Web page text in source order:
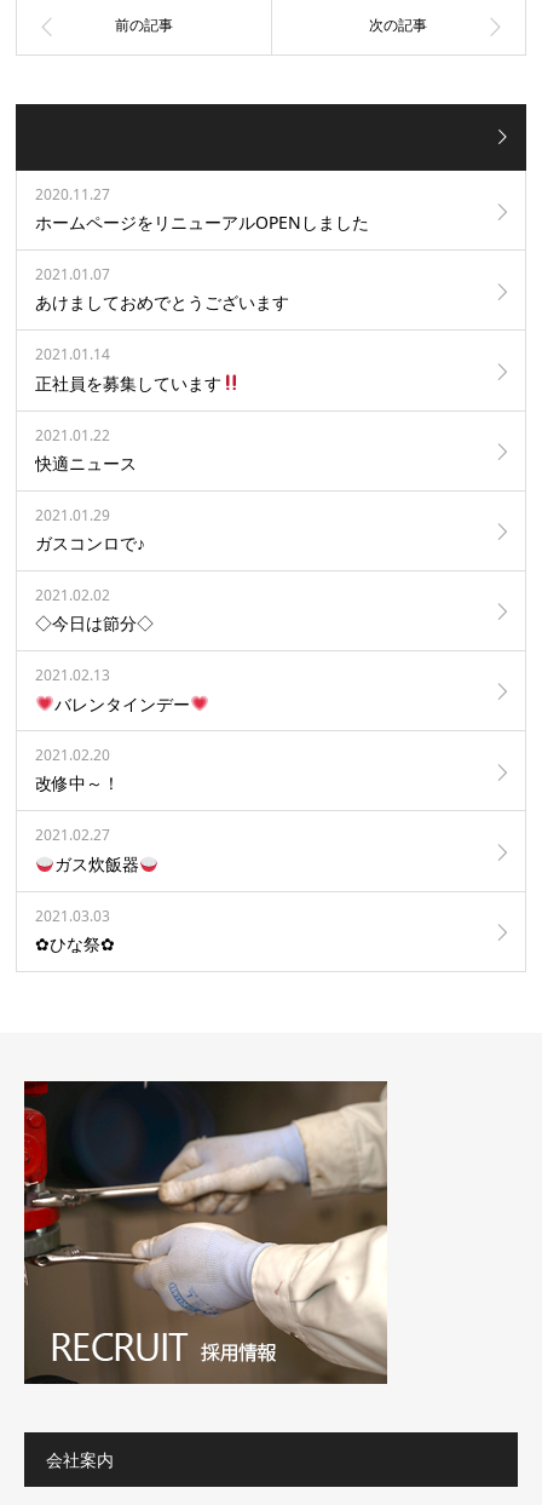
2020.11.27
ホームページをリニューアルOPENしました
2021.01.07
あけましておめでとうございます
2021.01.14
正社員を募集しています
2021.01.22
快適ニュース
2021.01.29
ガスコンロで♪
2021.02.02
◇今日は節分◇
2021.02.13
バレンタインデー
2021.02.20
改修中～！
2021.02.27
ガス炊飯器
2021.03.03
✿ひな祭✿
会社案内